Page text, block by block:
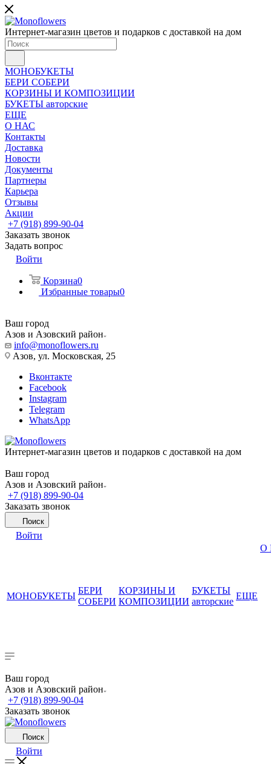
Интернет-магазин цветов и подарков с доставкой на дом
МОНОБУКЕТЫ
БЕРИ СОБЕРИ
КОРЗИНЫ И КОМПОЗИЦИИ
БУКЕТЫ авторские
ЕЩЕ
О НАС
Контакты
Доставка
Новости
Документы
Партнеры
Карьера
Отзывы
Акции
+7 (918) 899-90-04
Заказать звонок
Задать вопрос
Войти
Корзина0
Избранные товары0
Ваш город
Азов и Азовский район
info@monoflowers.ru
Азов, ул. Московская, 25
Вконтакте
Facebook
Instagram
Telegram
WhatsApp
Интернет-магазин цветов и подарков с доставкой на дом
Ваш город
Азов и Азовский район
+7 (918) 899-90-04
Заказать звонок
Поиск
Войти
МОНОБУКЕТЫ
БЕРИ
СОБЕРИ
КОРЗИНЫ И
КОМПОЗИЦИИ
БУКЕТЫ
авторские
ЕЩЕ
О
Ваш город
Азов и Азовский район
+7 (918) 899-90-04
Заказать звонок
Поиск
Войти